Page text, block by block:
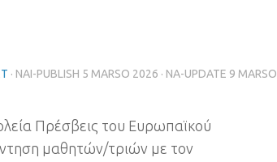
· NAI-PUBLISH 5 MARSO 2026 · NA-UPDATE 9 MARSO
Πρέσβεις του Ευρωπαϊκού
μαθητών/τριών με τον